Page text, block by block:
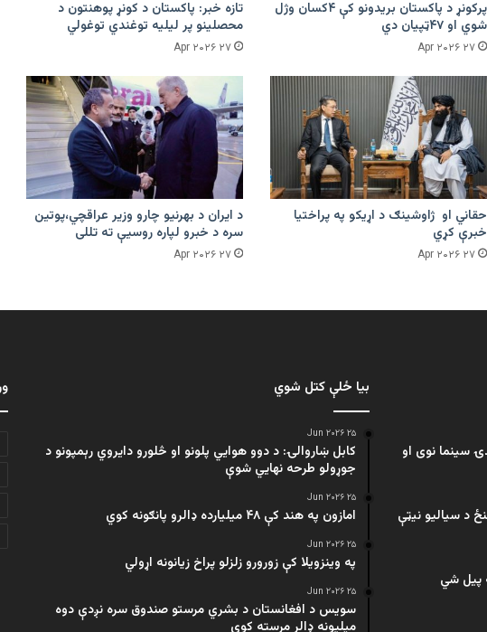
پرکونړ د پاکستان بریدونو کې ۴کسان وژل
شوي او ۴۷ټپیان دي
۲۷ Apr ۲۰۲۶
تازه خبر: پاکستان د کونړ پوهنتون د
محصلینو پر لیلیه توغندي توغولي
۲۷ Apr ۲۰۲۶
حقاني او ژاوشینګ د اړیکو په پراختیا
خبرې کړي
۲۷ Apr ۲۰۲۶
د ایران د بهرنیو چارو وزیر عراقچي،پوتین
سره د خبرو لپاره روسیې ته تللی
۲۷ Apr ۲۰۲۶
سینما نوی او
د سیالیو نیټې
بیا ځلې کتل شوي
۲۵ Jun ۲۰۲۶
کابل ښاروالۍ: د دوو هوايي پلونو او څلورو دایروي رېمپونو د
جوړولو طرحه نهایي شوې
۲۵ Jun ۲۰۲۶
امازون په هند کې ۴۸ میلیارده ډالرو پانګونه کوي
۲۵ Jun ۲۰۲۶
په وینزویلا کې زورورو زلزلو پراخ زیانونه اړولي
۲۵ Jun ۲۰۲۶
سویس د افغانستان د بشري مرستو صندوق سره نږدې دوه
میلیونه ډالر مرسته کوي